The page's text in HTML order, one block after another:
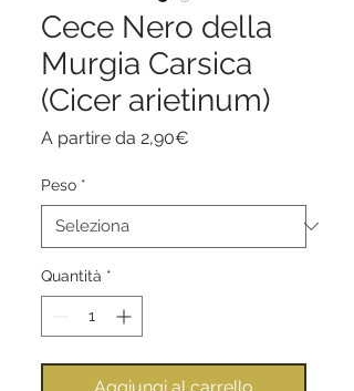
Cece Nero della
Murgia Carsica
(Cicer arietinum)
A partire da 2,90€
Peso *
Quantità *
Aggiungi al carrello